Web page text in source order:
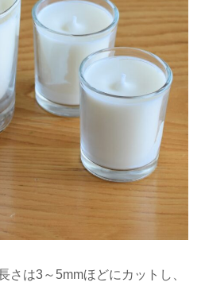
さは3～5mmほどにカットし、